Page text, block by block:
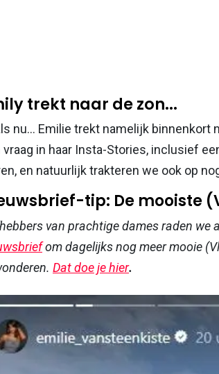
trekt naar de zon...
nu... Emilie trekt namelijk binnenkort
vraag in haar Insta-Stories, inclusief
en natuurlijk trakteren we ook op
tip: De mooiste
van prachtige dames raden we
om dagelijks nog meer mooie
Dat doe je hier.